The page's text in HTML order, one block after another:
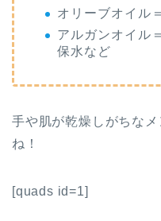
オリーブオイル
アルガンオイル
保水など
手や肌が乾燥しがちな
ね！
[quads id=1]